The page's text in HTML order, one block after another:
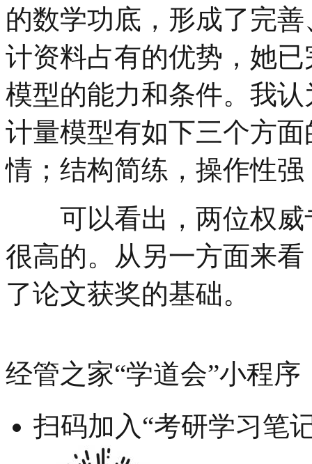
的数学功底，形成了完
计资料占有的优势，她
模型的能力和条件。我
计量模型有如下三个方
情；结构简练，操作性
可以看出，两位权威
很高的。从另一方面来
了论文获奖的基础。
经管之家“学道会”小程序
扫码加入“考研学习笔